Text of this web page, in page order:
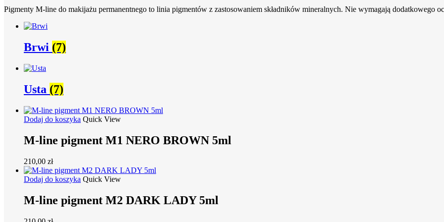
Pigmenty M-line do makijażu permanentnego to linia pigmentów z zastosowaniem składników mineralnych. Nie wymagają dodatkowego
Brwi (7)
Usta (7)
Dodaj do koszyka Quick View
M-line pigment M1 NERO BROWN 5ml
210,00 zł
Dodaj do koszyka Quick View
M-line pigment M2 DARK LADY 5ml